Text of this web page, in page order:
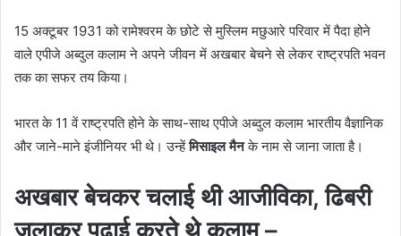
15 अक्टूबर 1931 को रामेश्वरम के छोटे से मुस्लिम मछुआरे परिवार में पैदा होने
वाले एपीजे अब्दुल कलाम ने अपने जीवन में अखबार बेचने से लेकर राष्ट्रपति भवन
तक का सफर तय किया।
भारत के 11 वें राष्ट्रपति होने के साथ-साथ एपीजे अब्दुल कलाम भारतीय वैज्ञानिक
और जाने-माने इंजीनियर भी थे। उन्हेंमिसाइल मैनके नाम से जाना जाता है।
अखबार बेचकर चलाई थी आजीविका, ढिबरी